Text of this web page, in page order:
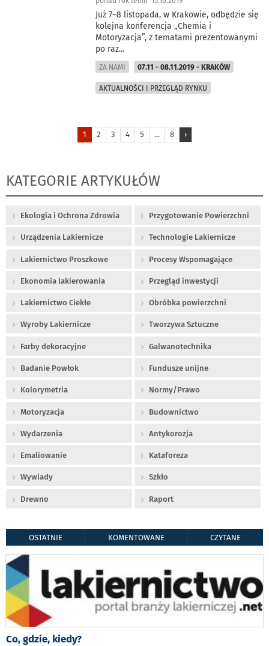
Już 7–8 listopada, w Krakowie, odbędzie się
kolejna konferencja „Chemia i
Motoryzacja”, z tematami prezentowanymi
po raz...
ZA NAMI 07.11 - 08.11.2019 - KRAKÓW
AKTUALNOŚCI I PRZEGLĄD RYNKU
1 2 3 4 5 ... 8 ›
KATEGORIE ARTYKUŁÓW
Ekologia i Ochrona Zdrowia Przygotowanie Powierzchni
Urządzenia Lakiernicze Technologie Lakiernicze
Lakiernictwo Proszkowe Procesy Wspomagające
Ekonomia lakierowania Przegląd inwestycji
Lakiernictwo Ciekłe Obróbka powierzchni
Wyroby Lakiernicze Tworzywa Sztuczne
Farby dekoracyjne Galwanotechnika
Badanie Powłok Fundusze unijne
Kolorymetria Normy/Prawo
Motoryzacja Budownictwo
Wydarzenia Antykorozja
Emaliowanie Kataforeza
Wywiady Szkło
Drewno Raport
OSTATNIE KOMENTOWANE CZYTANE
Co, gdzie, kiedy?